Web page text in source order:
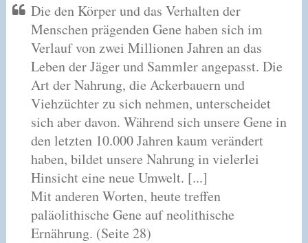
Die den Körper und das Verhalten der
Menschen prägenden Gene haben sich im
Verlauf von zwei Millionen Jahren an das
Leben der Jäger und Sammler angepasst. Die
Art der Nahrung, die Ackerbauern und
Viehzüchter zu sich nehmen, unterscheidet
sich aber davon. Während sich unsere Gene in
den letzten 10.000 Jahren kaum verändert
haben, bildet unsere Nahrung in vielerlei
Hinsicht eine neue Umwelt. [...]
Mit anderen Worten, heute treffen
paläolithische Gene auf neolithische
Ernährung. (Seite 28)